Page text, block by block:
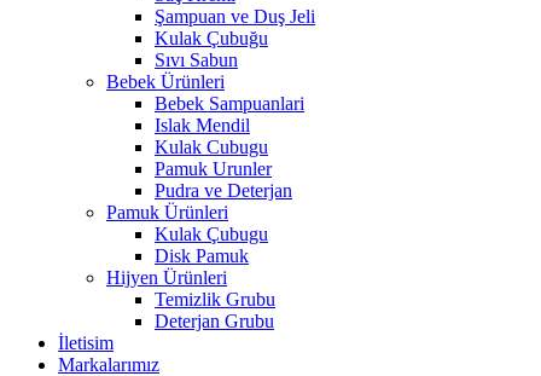
Şampuan ve Duş Jeli
Kulak Çubuğu
Sıvı Sabun
Bebek Ürünleri
Bebek Sampuanlari
Islak Mendil
Kulak Cubugu
Pamuk Urunler
Pudra ve Deterjan
Pamuk Ürünleri
Kulak Çubugu
Disk Pamuk
Hijyen Ürünleri
Temizlik Grubu
Deterjan Grubu
İletisim
Markalarımız